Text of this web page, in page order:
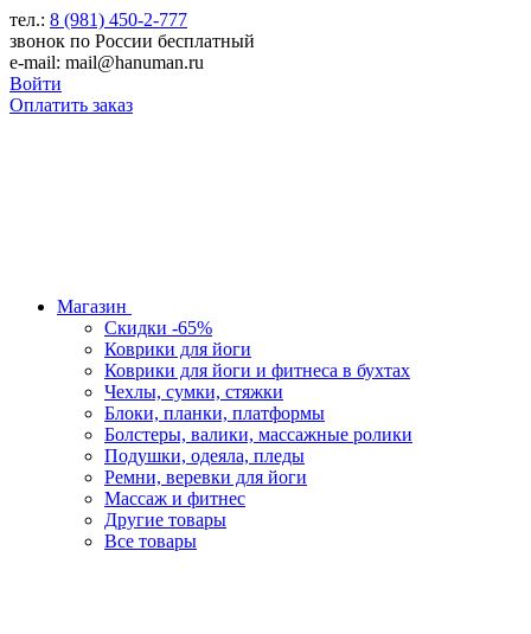
тел.: 8 (981) 450-2-777
звонок по России бесплатный
e-mail: mail@hanuman.ru
Войти
Оплатить заказ
Магазин
Скидки -65%
Коврики для йоги
Коврики для йоги и фитнеса в бухтах
Чехлы, сумки, стяжки
Блоки, планки, платформы
Болстеры, валики, массажные ролики
Подушки, одеяла, пледы
Ремни, веревки для йоги
Массаж и фитнес
Другие товары
Все товары